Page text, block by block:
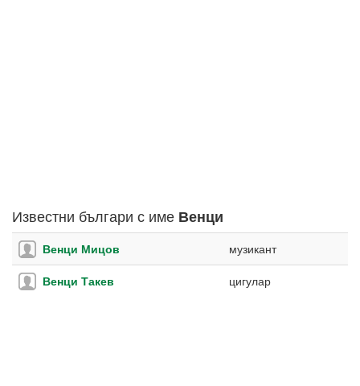
Известни българи с име Венци
Венци Мицов
музикант
Венци Такев
цигулар